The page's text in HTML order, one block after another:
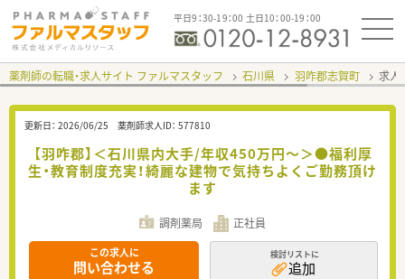
平日9：30-19：00 土日10：00-19：00
薬剤師の転職・求人サイト ファルマスタッフ 石川県 羽咋郡志賀町 求人
更新日： 2026/06/25 薬剤師求人ID： 577810
【羽咋郡】＜石川県内大手/年収450万円～＞●福利厚
生・教育制度充実！綺麗な建物で気持ちよくご勤務頂け
ます
調剤薬局 正社員
この求人に
問い合わせる
検討リストに
追加